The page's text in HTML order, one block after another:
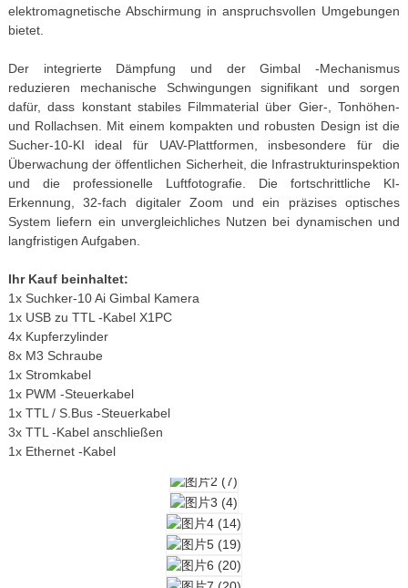
elektromagnetische Abschirmung in anspruchsvollen Umgebungen
bietet.
Der integrierte Dämpfung und der Gimbal -Mechanismus
reduzieren mechanische Schwingungen signifikant und sorgen
dafür, dass konstant stabiles Filmmaterial über Gier-, Tonhöhen-
und Rollachsen. Mit einem kompakten und robusten Design ist die
Sucher-10-KI ideal für UAV-Plattformen, insbesondere für die
Überwachung der öffentlichen Sicherheit, die Infrastrukturinspektion
und die professionelle Luftfotografie. Die fortschrittliche KI-
Erkennung, 32-fach digitaler Zoom und ein präzises optisches
System liefern ein unvergleichliches Nutzen bei dynamischen und
langfristigen Aufgaben.
Ihr Kauf beinhaltet:
1x Suchker-10 Ai Gimbal Kamera
1x USB zu TTL -Kabel X1PC
4x Kupferzylinder
8x M3 Schraube
1x Stromkabel
1x PWM -Steuerkabel
1x TTL / S.Bus -Steuerkabel
3x TTL -Kabel anschließen
1x Ethernet -Kabel